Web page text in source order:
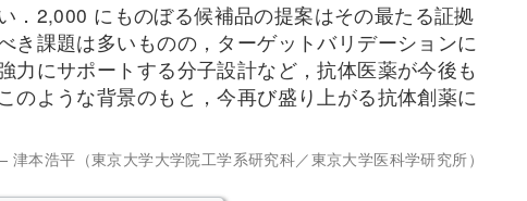
．2,000 にものぼる候補品の提案はその最たる証拠
き課題は多いものの，ターゲットバリデーションに
にサポートする分子設計など，抗体医薬が今後も
のような背景のもと，今再び盛り上がる抗体創薬に
津本浩平（東京大学大学院工学系研究科／東京大学医科学研究所）